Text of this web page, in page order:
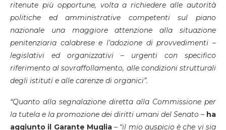
ritenute più opportune, volta a richiedere alle autorità
politiche ed amministrative competenti sul piano
nazionale una maggiore attenzione alla situazione
penitenziaria calabrese e l’adozione di provvedimenti –
legislativi ed organizzativi – urgenti con specifico
riferimento al sovraffollamento, alle condizioni strutturali
degli istituti e alle carenze di organici”.
“Quanto alla segnalazione diretta alla Commissione per
la tutela e la promozione dei diritti umani del Senato – ha
aggiunto il Garante Muglia– “il mio auspicio è che vi sia